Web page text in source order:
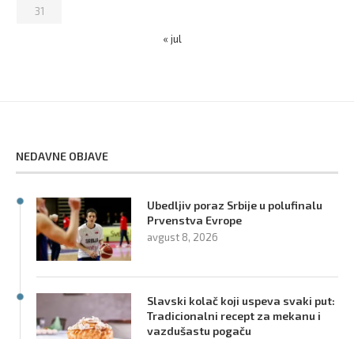
31
« jul
NEDAVNE OBJAVE
Ubedljiv poraz Srbije u polufinalu
Prvenstva Evrope
avgust 8, 2026
Slavski kolač koji uspeva svaki put:
Tradicionalni recept za mekanu i
vazdušastu pogaču